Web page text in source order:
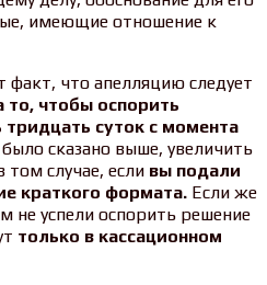
имеющие отношение к
факт, что апелляцию следует
то, чтобы оспорить
тридцать суток с момента
сказано выше, увеличить
случае, если вы подали
краткого формата.Если же
не успели оспорить решение
только в кассационном